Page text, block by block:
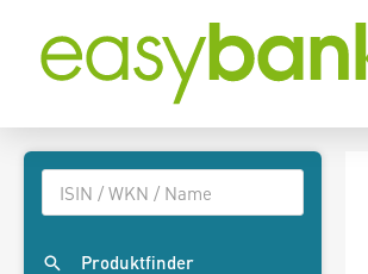
Produktfinder